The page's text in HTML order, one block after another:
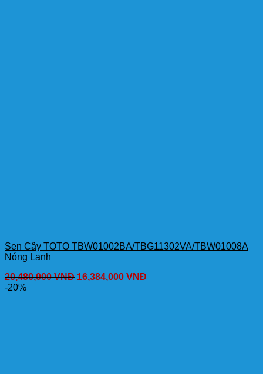
Sen Cây TOTO TBW01002BA/TBG11302VA/TBW01008A
Nóng Lạnh
20,480,000VNĐ 16,384,000 VNĐ
-20%